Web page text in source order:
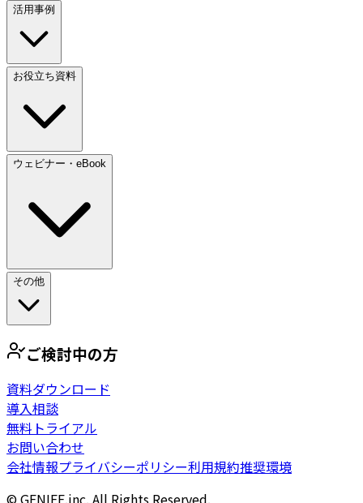
活用事例
お役立ち資料
ウェビナー・eBook
その他
ご検討中の方
資料ダウンロード
導入相談
無料トライアル
お問い合わせ
会社情報プライバシーポリシー利用規約推奨環境